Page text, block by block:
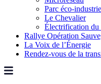
Parc éco-
Le Chevalier
Électrification du
Rallye Opération
La Voix de l’Énergie
Rendez-vous de la